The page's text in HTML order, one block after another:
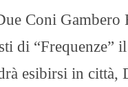
Coni Gambero
di “Frequenze”
esibirsi in città,